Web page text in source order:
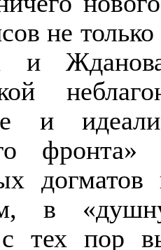
не
и
и
в
с тех пор